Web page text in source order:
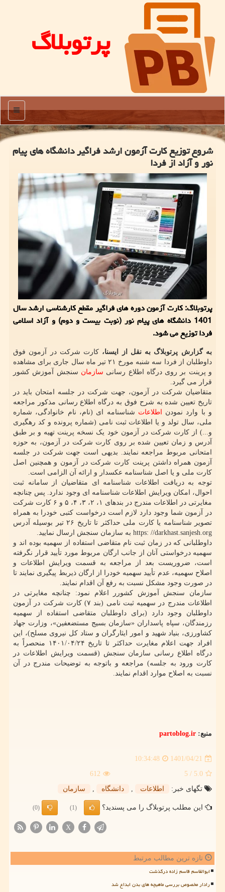
پرتوبلاگ
منو
شروع توزیع کارت آزمون ارشد فراگیر دانشگاه های پیام
نور و آزاد از فردا
پرتوبلاگ: کارت آزمون دوره های فراگیر مقطع کارشناسی ارشد سال
1401 دانشگاه های پیام ­نور (نوبت بیست و دوم) و آزاد اسلامی
فردا توزیع می شود.
به گزارش پرتوبلاگ به نقل از ایسنا، کارت شرکت در آزمون فوق
داوطلبان از فردا سه ­شنبه مورخ ۲۱ تیر ماه سال جاری برای مشاهده
و پرینت بر روی درگاه اطلاع رسانی سازمان سنجش آموزش کشور
قرار می گیرد.
متقاضیان شرکت در آزمون، جهت شرکت در جلسه امتحان باید در
تاریخ تعیین شده به شرح فوق به درگاه اطلاع رسانی مذکور مراجعه
و با وارد نمودن اطلاعات شناسنامه ای (نام، نام خانوادگی، شماره
ملی، سال تولد و یا اطلاعات ثبت نامی (شماره پرونده و کد رهگیری
و...) از کارت شرکت در آزمون خود یک نسخه پرینت تهیه و بر طبق
آدرس و زمان تعیین شده بر روی کارت شرکت در آزمون، به حوزه
امتحانی مربوط مراجعه نمایند. بدیهی است جهت شرکت در جلسه
آزمون همراه داشتن پرینت کارت شرکت در آزمون و هم­چنین اصل
کارت ملی و یا اصل شناسنامه عکسدار و ارائه آن الزامی است.
توجه به دریافت اطلاعات شناسنامه ای متقاضیان از سامانه ثبت
احوال، امکان ویرایش اطلاعات شناسنامه ای وجود ندارد. پس چنانچه
مغایرتی در اطلاعات مندرج در بندهای ۱، ۲، ۳، ۴، ۵ و ۶ کارت شرکت
در آزمون شما وجود دارد لازم است درخواست کتبی خودرا به همراه
تصویر شناسنامه یا کارت ملی حداکثر تا تاریخ ۲۶ تیر بوسیله آدرس
https: //darkhast.sanjesh.org به سازمان سنجش ارسال نمایید.
داوطلبانی که در زمان ثبت نام متقاضی استفاده از سهمیه بوده ­اند و
سهمیه درخواستی آنان از جانب ارگان مربوط مورد تأیید قرار نگرفته
است، ضروریست بعد از مراجعه به قسمت ویرایش اطلاعات و
اصلاح سهمیه، عدم تأیید سهمیه خودرا از ارگان ذیربط پیگیری نمایند تا
در صورت وجود مشکل نسبت به رفع آن اقدام نمایند.
سازمان سنجش آموزش کشورر اعلام نمود: چنانچه مغایرتی در
اطلاعات مندرج در سهمیه ثبت نامی (بند ۷) کارت شرکت در آزمون
داوطلبان وجود دارد (برای داوطلبان متقاضی استفاده از سهمیه
رزمندگان، سپاه پاسداران «سازمان بسیج مستضعفین»، وزارت جهاد
کشاورزی، بنیاد شهید و امور ایثارگران و ستاد کل نیروی مسلح)، این
افراد جهت اعلام مغایرت حداکثر تا تاریخ ۱۴۰۱/۰۴/۲۴ منحصراً به
درگاه اطلاع رسانی سازمان سنجش (قسمت ویرایش اطلاعات در
کارت ورود به جلسه) مراجعه و باتوجه به توضیحات مندرج در آن
نسبت به اصلاح موارد اقدام نمایند.
منبع: partoblog.ir
1401/04/21
10:34:48
5.0
/ 5
612
تگهای خبر:
اطلاعات , دانشگاه , سازمان
این مطلب پرتوبلاگ را می پسندید؟ (1)
(0)
X
تازه ترین مطالب مرتبط
ابوالقاسم قاسم زاده درگذشت
رادار مخصوص بررسی ماهیچه های بدن ابداع شد